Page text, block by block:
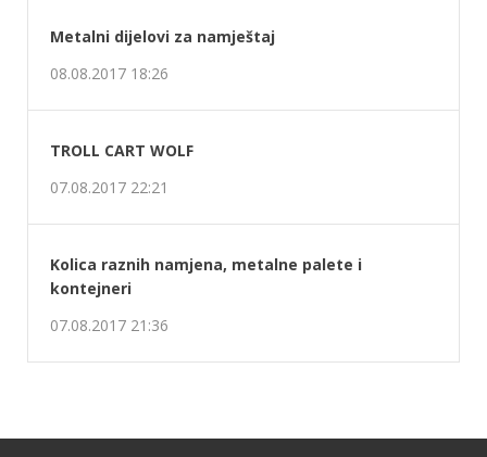
Metalni dijelovi za namještaj
08.08.2017 18:26
TROLL CART WOLF
07.08.2017 22:21
Kolica raznih namjena, metalne palete i
kontejneri
07.08.2017 21:36